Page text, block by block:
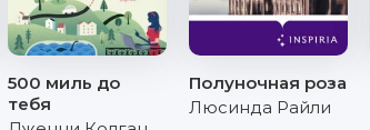
500 миль до
тебя
Полуночная роза
Люсинда Райли